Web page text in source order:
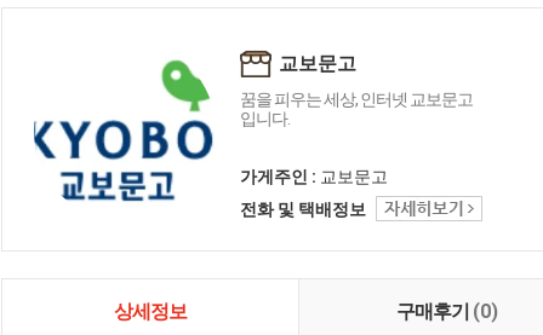
교보문고
꿈을 피우는 세상, 인터넷 교보문고
입니다.
가게주인 : 교보문고
전화 및 택배정보
상세정보 구매후기 (0)